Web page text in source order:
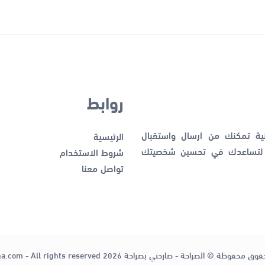
تمكنك من ارسال واستقبال
لتساعدك في تحسين شخصيتك
روابط
الرئيسية
شروط الاستخدام
تواصل معنا
محفوظة © الصراحة - صارحني بصراحة 2026 - All rights reserved